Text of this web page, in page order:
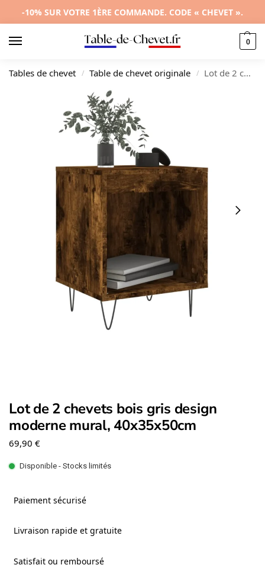
-10% SUR VOTRE 1ÈRE COMMANDE. CODE « CHEVET ».
0
Tables de chevet / Table de chevet originale / Lot de 2 chevets bois gris design moderne mural, 40x35x50cm
Lot de 2 chevets bois gris design
moderne mural, 40x35x50cm
69,90 €
Disponible - Stocks limités
Paiement sécurisé
Livraison rapide et gratuite
Satisfait ou remboursé